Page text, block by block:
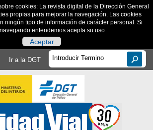
cookies: La revista digital de la Dirección General
propias para mejorar la navegación. Las cookies
ningún tipo de información de carácter personal. Si
entendemos acepta su uso.
Aceptar
Ir a la DGT